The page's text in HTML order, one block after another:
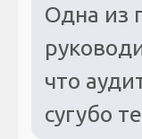
Одна из
что
сугубо